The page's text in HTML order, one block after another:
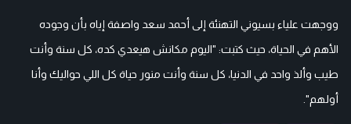
ووجهت علياء بسيوني التهنئة إلى أحمد سعد واصفة إياه بأن وجوده
الأهم في الحياة، حيث كتبت: "اليوم مكانش هيعدي كده، كل سنة وأنت
طيب وألذ واحد في الدنيا، كل سنة وأنت منور حياة كل اللي حواليك وأنا
أولهم".